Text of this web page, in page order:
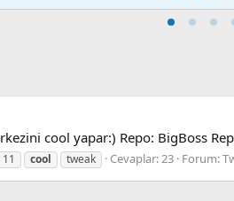
cool yapar:) Repo: BigBoss
cool tweak Cevaplar: 23 Forum: